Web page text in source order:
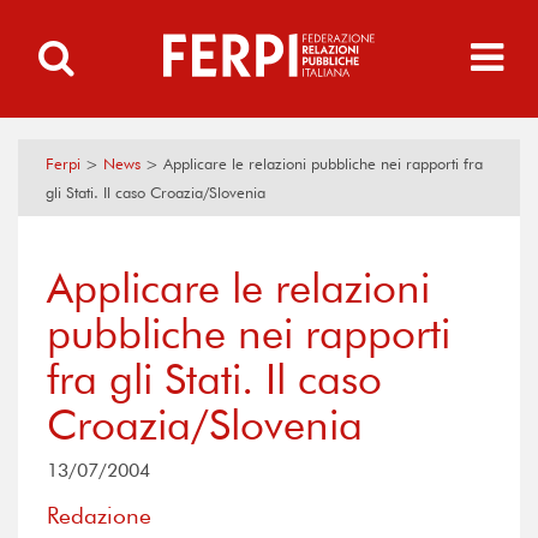
Ferpi > News > Applicare le relazioni pubbliche nei rapporti fra
gli Stati. Il caso Croazia/Slovenia
Applicare le relazioni
pubbliche nei rapporti
fra gli Stati. Il caso
Croazia/Slovenia
13/07/2004
Redazione